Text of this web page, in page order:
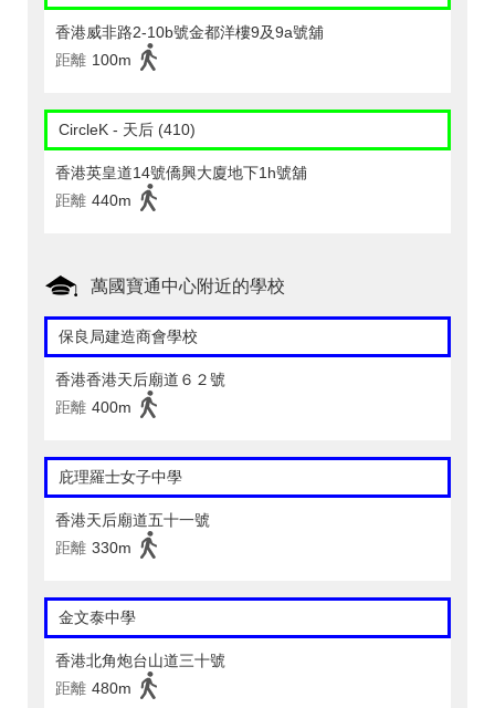
香港威非路2-10b號金都洋樓9及9a號舖
距離 100m
CircleK - 天后 (410)
香港英皇道14號僑興大廈地下1h號舖
距離 440m
萬國寶通中心附近的學校
保良局建造商會學校
香港香港天后廟道６２號
距離 400m
庇理羅士女子中學
香港天后廟道五十一號
距離 330m
金文泰中學
香港北角炮台山道三十號
距離 480m